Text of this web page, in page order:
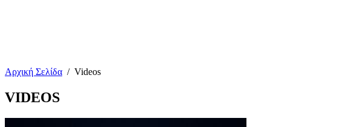
Αρχική Σελίδα / Videos
VIDEOS